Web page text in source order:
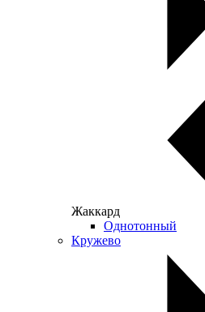
Жаккард
Однотонный
Кружево